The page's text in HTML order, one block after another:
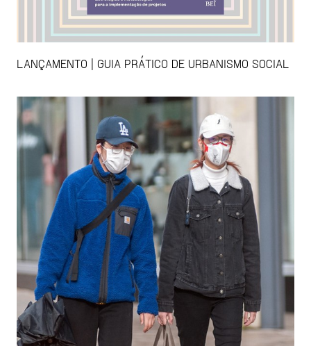
LANÇAMENTO | GUIA PRÁTICO DE URBANISMO SOCIAL